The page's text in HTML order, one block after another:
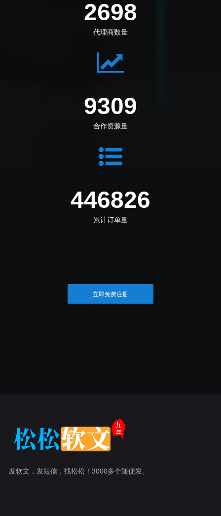
2987
代理商数量
10383
合作资源量
498383
累计订单量
立即免费注册
发软文，发短信，找松松！3000多个随便发。